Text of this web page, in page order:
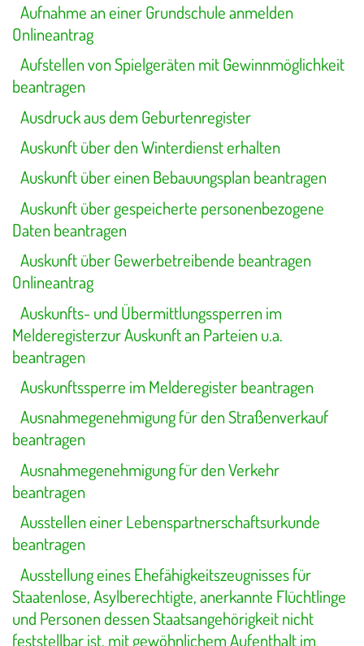
Aufnahme an einer Grundschule anmelden
Onlineantrag
Aufstellen von Spielgeräten mit Gewinnmöglichkeit
beantragen
Ausdruck aus dem Geburtenregister
Auskunft über den Winterdienst erhalten
Auskunft über einen Bebauungsplan beantragen
Auskunft über gespeicherte personenbezogene
Daten beantragen
Auskunft über Gewerbetreibende beantragen
Onlineantrag
Auskunfts- und Übermittlungssperren im
Melderegisterzur Auskunft an Parteien u.a.
beantragen
Auskunftssperre im Melderegister beantragen
Ausnahmegenehmigung für den Straßenverkauf
beantragen
Ausnahmegenehmigung für den Verkehr
beantragen
Ausstellen einer Lebenspartnerschaftsurkunde
beantragen
Ausstellung eines Ehefähigkeitszeugnisses für
Staatenlose, Asylberechtigte, anerkannte Flüchtlinge
und Personen dessen Staatsangehörigkeit nicht
feststellbar ist, mit gewöhnlichem Aufenthalt im